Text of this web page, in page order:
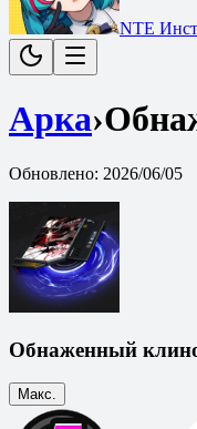
NTE
Арка›
Обновлено: 2026/06/05
Обнаженный
Макс.